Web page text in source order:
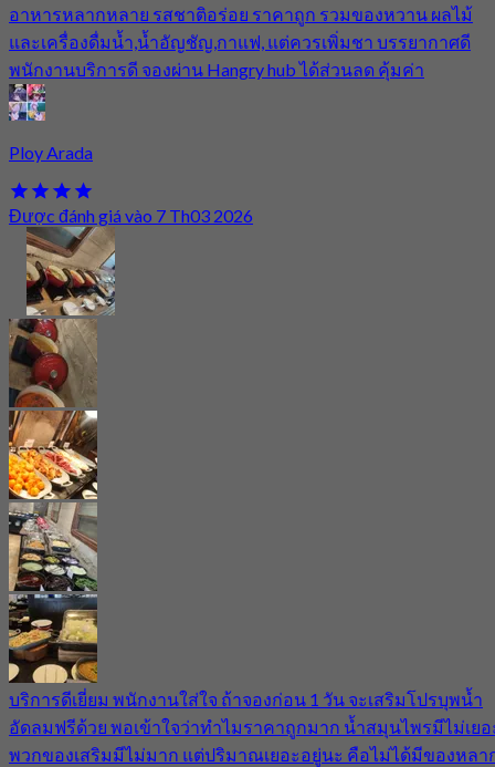
อาหารหลากหลาย รสชาติอร่อย ราคาถูก รวมของหวาน ผลไม้
และเครื่องดื่มน้ำ,น้ำอัญชัญ,กาแฟ, แต่ควรเพิ่มชา บรรยากาศดี
พนักงานบริการดี จองผ่าน Hangry hub ได้ส่วนลด คุ้มค่า
Ploy Arada
Được đánh giá vào 7 Th03 2026
บริการดีเยี่ยม พนักงานใส่ใจ ถ้าจองก่อน 1 วัน จะเสริมโปรบุพน้ำ
อัดลมฟรีด้วย พอเข้าใจว่าทำไมราคาถูกมาก น้ำสมุนไพรมีไม่เยอ
พวกของเสริมมีไม่มาก แต่ปริมาณเยอะอยู่นะ คือไม่ได้มีของหลา